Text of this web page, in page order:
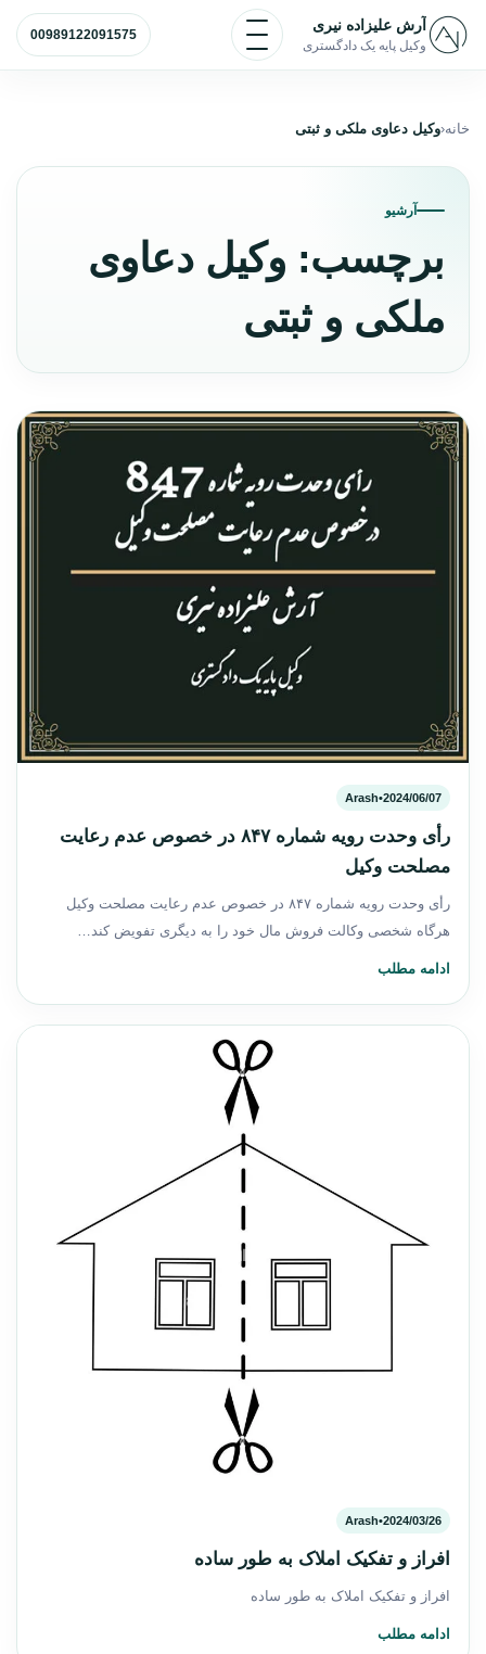
پرش به محتوا
آرش علیزاده نیری
وکیل پایه یک دادگستری
باز و بسته کردن منو
00989122091575
خانه وکیل دعاوی ملکی و ثبتی
آرشیو
برچسب: وکیل دعاوی
ملکی و ثبتی
2024/06/07
•
Arash
رأی وحدت‌ رویه شماره ۸۴۷ در خصوص عدم رعایت
مصلحت وکیل
رأی وحدت‌ رویه شماره ۸۴۷ در خصوص عدم رعایت مصلحت وکیل
هرگاه شخصی وکالت فروش مال خود را به دیگری تفویض کند…
ادامه مطلب
2024/03/26
•
Arash
افراز و تفکیک املاک به طور ساده
افراز و تفکیک املاک به طور ساده
ادامه مطلب